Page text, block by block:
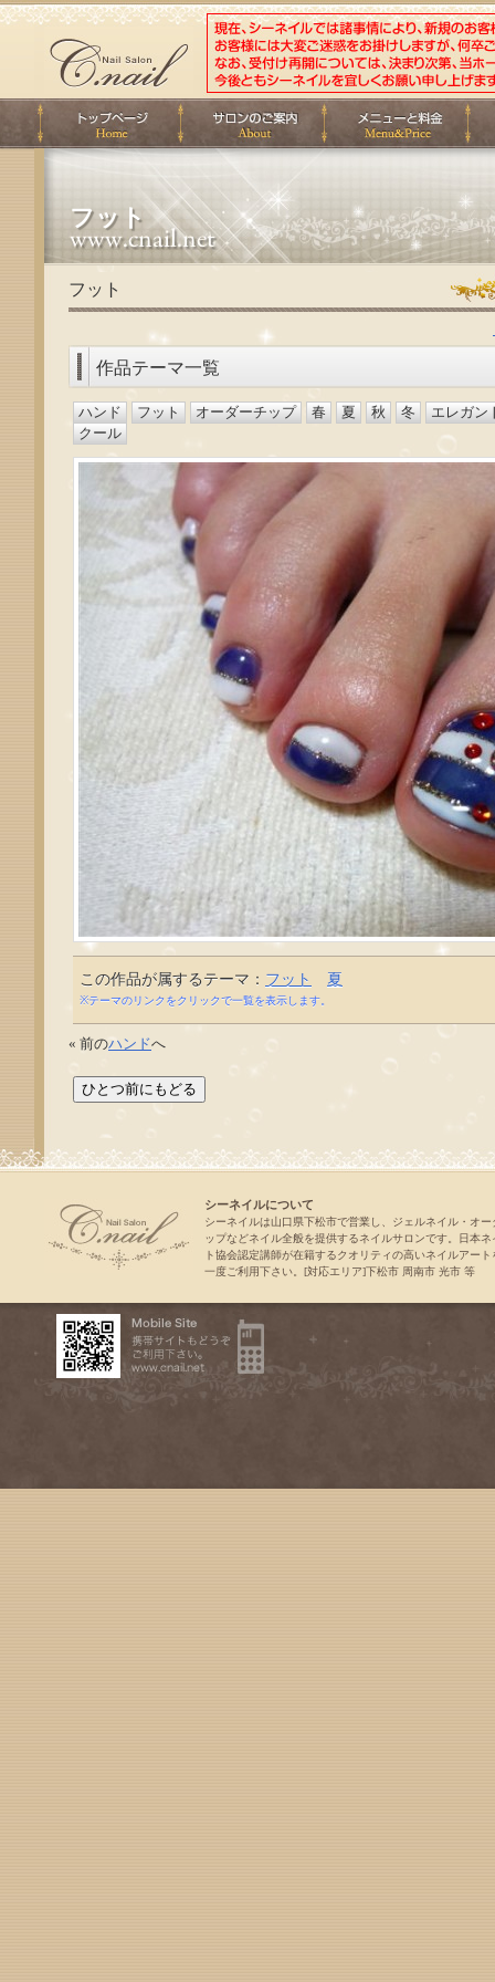
フット
フット
作品テーマ一覧
ハンド フット オーダーチップ 春 夏 秋 冬
エレガン
クール
この作品が属するテーマ： フット 夏
※テーマのリンクをクリックで一覧を表示します。
« 前のハンドへ
シーネイルについて
シーネイルは山口県下松市で営業し、ジェルネイル・オー
ップなどネイル全般を提供するネイルサロンです。日本ネ
ト協会認定講師が在籍するクオリティの高いネイルアート
一度ご利用下さい。[対応エリア]下松市 周南市 光市 等